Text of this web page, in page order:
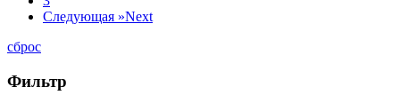
Следующая »Next
сброс
Фильтр